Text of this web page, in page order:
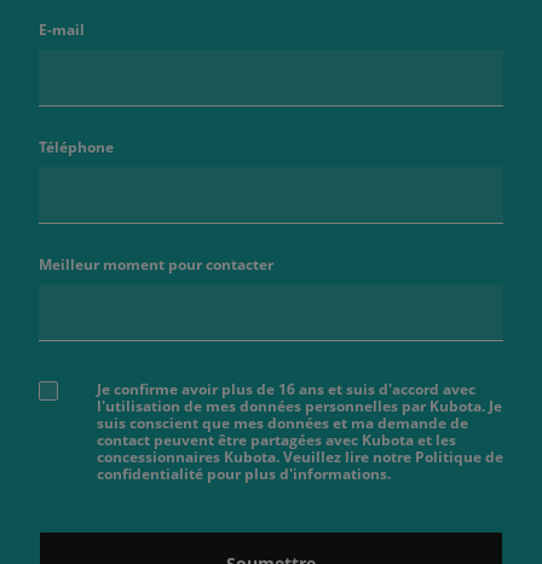
E-mail
Téléphone
Meilleur moment pour contacter
Je confirme avoir plus de 16 ans et suis d'accord avec
l'utilisation de mes données personnelles par Kubota. Je
suis conscient que mes données et ma demande de
contact peuvent être partagées avec Kubota et les
concessionnaires Kubota. Veuillez lire notre Politique de
confidentialité pour plus d'informations.